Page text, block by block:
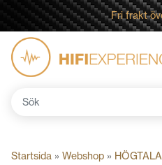
Fri frakt
Sök
Startsida » Webshop »